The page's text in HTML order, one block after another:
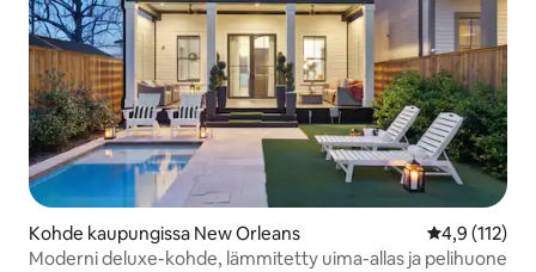
Kohde kaupungissa New Orleans
4,9 (112)
Moderni deluxe-kohde, lämmitetty uima-allas ja pelihuone